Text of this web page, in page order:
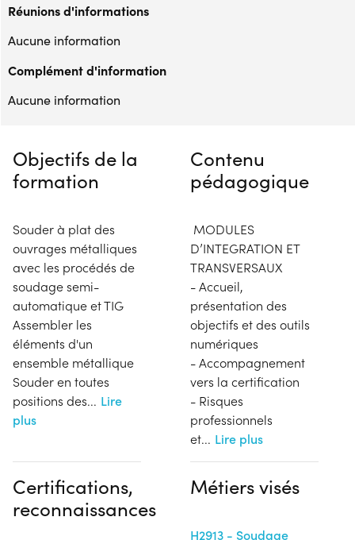
Réunions d'informations
Aucune information
Complément d'information
Aucune information
Objectifs de la
formation
Souder à plat des
ouvrages métalliques
avec les procédés de
soudage semi-
automatique et TIG
Assembler les
éléments d'un
ensemble métallique
Souder en toutes
positions des... Lire
plus
Contenu
pédagogique
MODULES
D’INTEGRATION ET
TRANSVERSAUX
- Accueil,
présentation des
objectifs et des outils
numériques
- Accompagnement
vers la certification
- Risques
professionnels
et... Lire plus
Certifications,
reconnaissances
Métiers visés
H2913 - Soudage